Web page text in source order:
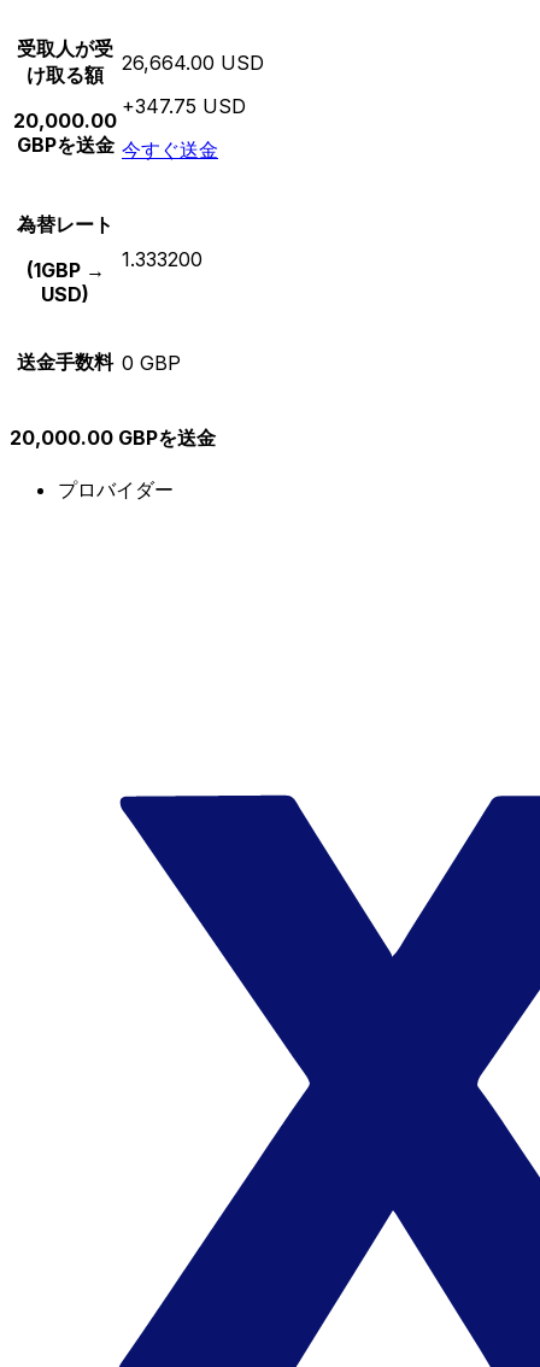
受取人が受
け取る額
20,000.00
GBPを送金
26,664.00 USD
+347.75 USD
今すぐ送金
為替レート
(1GBP →
USD)
1.333200
送金手数料 0 GBP
20,000.00 GBPを送金
プロバイダー